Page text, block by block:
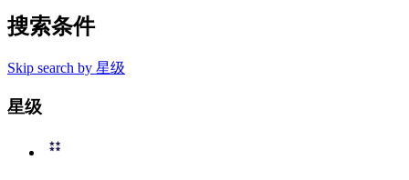
搜索条件
Skip search by 星级
星级